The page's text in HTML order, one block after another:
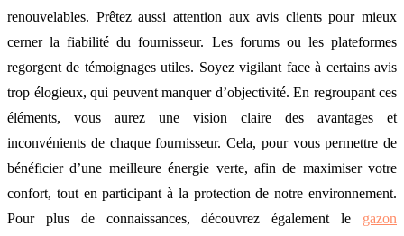
renouvelables. Prêtez aussi attention aux avis clients pour mieux
cerner la fiabilité du fournisseur. Les forums ou les plateformes
regorgent de témoignages utiles. Soyez vigilant face à certains avis
trop élogieux, qui peuvent manquer d’objectivité. En regroupant ces
éléments, vous aurez une vision claire des avantages et
inconvénients de chaque fournisseur. Cela, pour vous permettre de
bénéficier d’une meilleure énergie verte, afin de maximiser votre
confort, tout en participant à la protection de notre environnement.
Pour plus de connaissances, découvrez également le gazon